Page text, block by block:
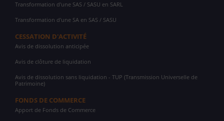
Transformation d'une SAS / SASU en SARL
Transformation d'une SA en SAS / SASU
CESSATION D'ACTIVITÉ
Avis de dissolution anticipée
Avis de clôture de liquidation
Avis de dissolution sans liquidation - TUP (Transmission Universelle de
Patrimoine)
FONDS DE COMMERCE
Apport de Fonds de Commerce